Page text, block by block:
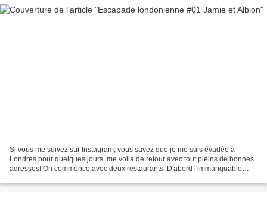
Si vous me suivez sur Instagram, vous savez que je me suis évadée à
Londres pour quelques jours. me voilà de retour avec tout pleins de bonnes
adresses! On commence avec deux restaurants. D'abord l'immanquable